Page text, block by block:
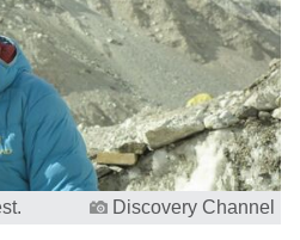
Discovery Channel